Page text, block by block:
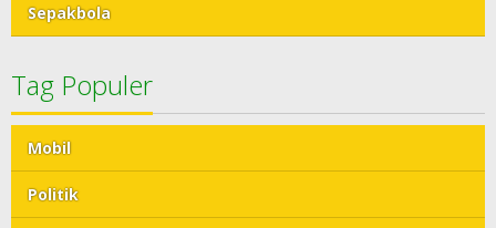
Sepakbola
Tag Populer
Mobil
Politik